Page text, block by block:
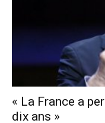
« La France a
dix ans »